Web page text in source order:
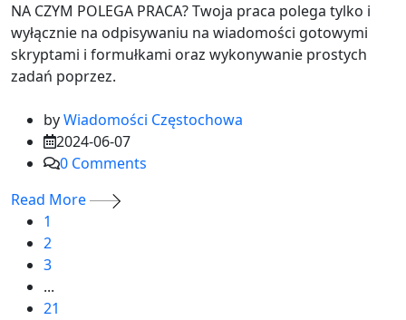
NA CZYM POLEGA PRACA? Twoja praca polega tylko i
wyłącznie na odpisywaniu na wiadomości gotowymi
skryptami i formułkami oraz wykonywanie prostych
zadań poprzez.
byWiadomości Częstochowa
2024-06-07
0 Comments
Read More
1
2
3
...
21